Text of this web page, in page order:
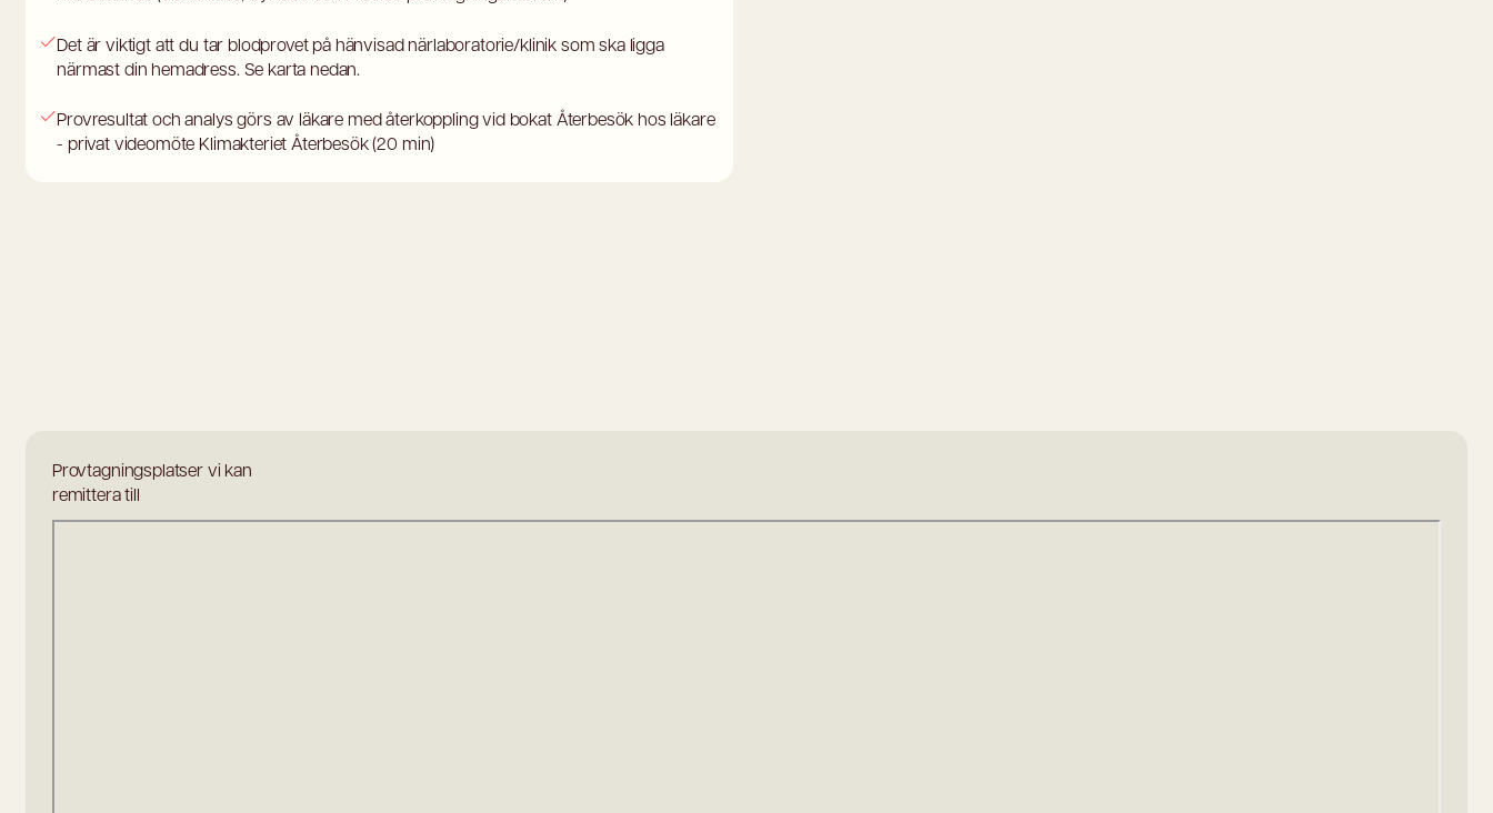
Det är viktigt att du tar blodprovet på hänvisad närlaboratorie/klinik som ska ligga
närmast din hemadress. Se karta nedan.
Provresultat och analys görs av läkare med återkoppling vid bokat Återbesök hos läkare
- privat videomöte Klimakteriet Återbesök (20 min)
Provtagningsplatser vi kan
remittera till